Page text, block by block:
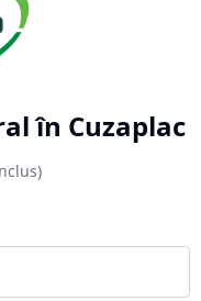
în Cuzaplac